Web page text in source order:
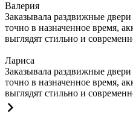
Валерия
Заказывала раздвижные
точно в назначенное время,
выглядят стильно и
Лариса
Заказывала раздвижные
точно в назначенное время,
выглядят стильно и